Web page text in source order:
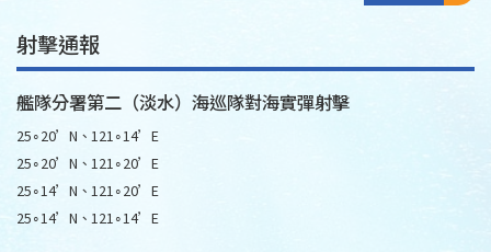
射擊通報
艦隊分署第二（淡水）海巡隊對海實彈射擊
25∘20’N、121∘14’E
25∘20’N、121∘20’E
25∘14’N、121∘20’E
25∘14’N、121∘14’E